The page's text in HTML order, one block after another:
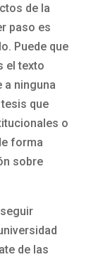
de la
paso es
Puede que
el texto
a ninguna
que
o
forma
sobre
de las